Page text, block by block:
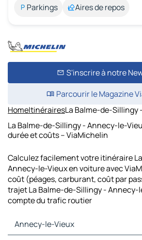
Parkings
Aires de repos
S'inscrire à notre
Parcourir le Magazine
HomeItinérairesLa Balme-de-
La Balme-de-Sillingy - Annecy-le-
durée et coûts – ViaMichelin
Calculez facilement votre itinéraire
Annecy-le-Vieux en voiture avec
coût (péages, carburant, coût par
trajet La Balme-de-Sillingy -
compte du trafic routier
Annecy-le-Vieux